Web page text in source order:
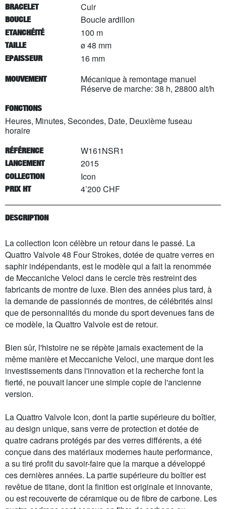
BRACELET Cuir
BOUCLE Boucle ardillon
ETANCHÉITÉ 100 m
TAILLE ø 48 mm
EPAISSEUR 16 mm
MOUVEMENT
Mécanique à remontage manuel
Réserve de marche: 38 h, 28800 alt/h
FONCTIONS
Heures, Minutes, Secondes, Date, Deuxième fuseau
horaire
RÉFÉRENCE W161NSR1
LANCEMENT 2015
COLLECTION Icon
PRIX HT 4’200 CHF
DESCRIPTION
La collection Icon célèbre un retour dans le passé. La
Quattro Valvole 48 Four Strokes, dotée de quatre verres en
saphir indépendants, est le modèle qui a fait la renommée
de Meccaniche Veloci dans le cercle très restreint des
fabricants de montre de luxe. Bien des années plus tard, à
la demande de passionnés de montres, de célébrités ainsi
que de personnalités du monde du sport devenues fans de
ce modèle, la Quattro Valvole est de retour.
Bien sûr, l'histoire ne se répète jamais exactement de la
même manière et Meccaniche Veloci, une marque dont les
investissements dans l'innovation et la recherche font la
fierté, ne pouvait lancer une simple copie de l'ancienne
version.
La Quattro Valvole Icon, dont la partie supérieure du boîtier,
au design unique, sans verre de protection et dotée de
quatre cadrans protégés par des verres différents, a été
conçue dans des matériaux modernes haute performance,
a su tiré profit du savoir-faire que la marque a développé
ces dernières années. La partie supérieure du boîtier est
revêtue de titane, dont la finition est originale et innovante,
ou est recouverte de céramique ou de fibre de carbone. Les